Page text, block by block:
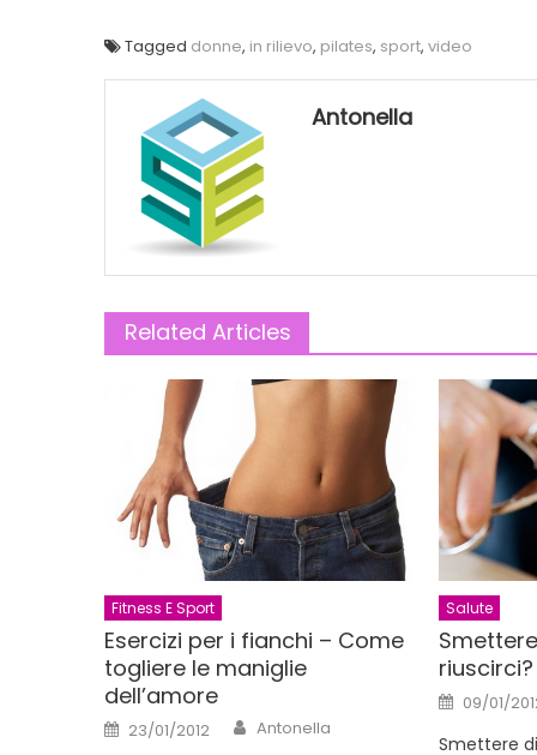
Tagged donne, in rilievo, pilates, sport, video
Antonella
Related Articles
Fitness E Sport
Esercizi per i fianchi – Come
togliere le maniglie
dell’amore
Posted
on
23/01/2012 Author
Antonella
Salute
riuscirci?
Posted
on
09/01/
Smettere